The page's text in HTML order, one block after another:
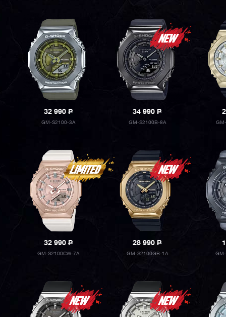
32 990P
GM-S2100-3A
34 990P
GM-S2100B-8A
32 990P
GM-S2100CW-7A
28 990P
GM-S2100GB-1A